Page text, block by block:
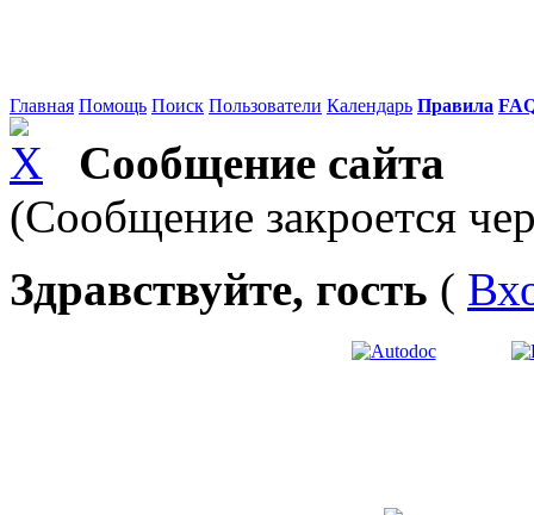
Главная Помощь Поиск Пользователи Календарь Правила
Сообщение сайта
(Сообщение закроется
Здравствуйте, гость (